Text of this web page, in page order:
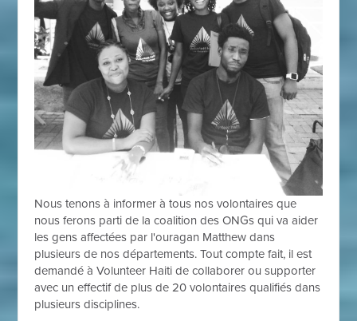
Nous tenons à informer à tous nos volontaires que
nous ferons parti de la coalition des ONGs qui va aider
les gens affectées par l'ouragan Matthew dans
plusieurs de nos départements. Tout compte fait, il est
demandé à Volunteer Haiti de collaborer ou supporter
avec un effectif de plus de 20 volontaires qualifiés dans
plusieurs disciplines.